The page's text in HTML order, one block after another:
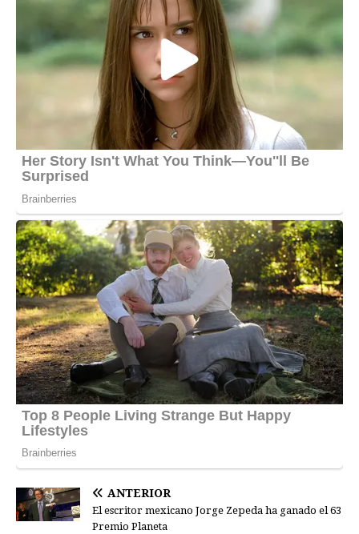
ANTERIOR
El escritor mexicano Jorge Zepeda ha ganado el 63
Premio Planeta